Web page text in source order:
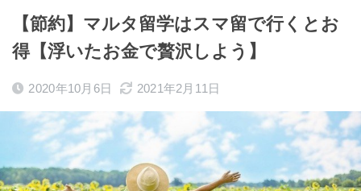
【節約】マルタ留学はスマ留で行くとお
得【浮いたお金で贅沢しよう】
2020年10月6日 2021年2月11日